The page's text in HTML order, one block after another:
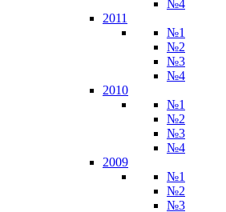
№4
2011
№1
№2
№3
№4
2010
№1
№2
№3
№4
2009
№1
№2
№3